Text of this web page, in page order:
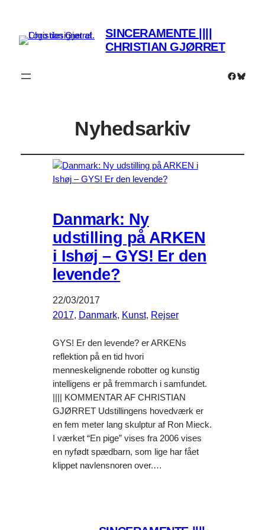
SINCERAMENTE ||||
CHRISTIAN GJØRRET
Nyhedsarkiv
Danmark: Ny
udstilling på ARKEN
i Ishøj – GYS! Er den
levende?
22/03/2017
2017, Danmark, Kunst, Rejser
GYS! Er den levende? er ARKENs
reflektion på en tid hvori
menneskelignende robotter og kunstig
intelligens er på fremmarch i samfundet.
|||| KOMMENTAR AF CHRISTIAN
GJØRRET Udstillingens hovedværk er
en fem meter lang skulptur af Ron Mieck.
I værket “En pige” vises fra 2006 vises
en nyfødt spædbarn, som lige har fået
klippet navlensnoren over.…